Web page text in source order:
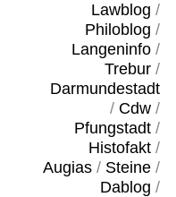
Lawblog /
Philoblog /
Langeninfo/
Trebur/
Darmundestadt
/ Cdw/
Pfungstadt/
Histofakt/
Augias/ Steine/
Dablog /